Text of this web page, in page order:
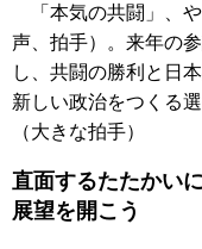
「本気の共闘」、
声、拍手）。来年の
し、共闘の勝利と日
新しい政治をつくる
（大きな拍手）
直面するたたかい
展望を開こう